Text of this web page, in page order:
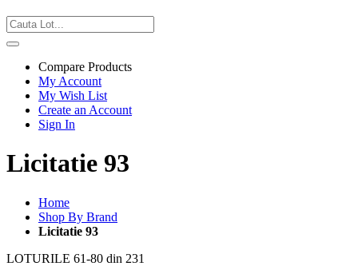
Compare Products
My Account
My Wish List
Create an Account
Sign In
Licitatie 93
Home
Shop By Brand
Licitatie 93
LOTURILE 61-80 din 231